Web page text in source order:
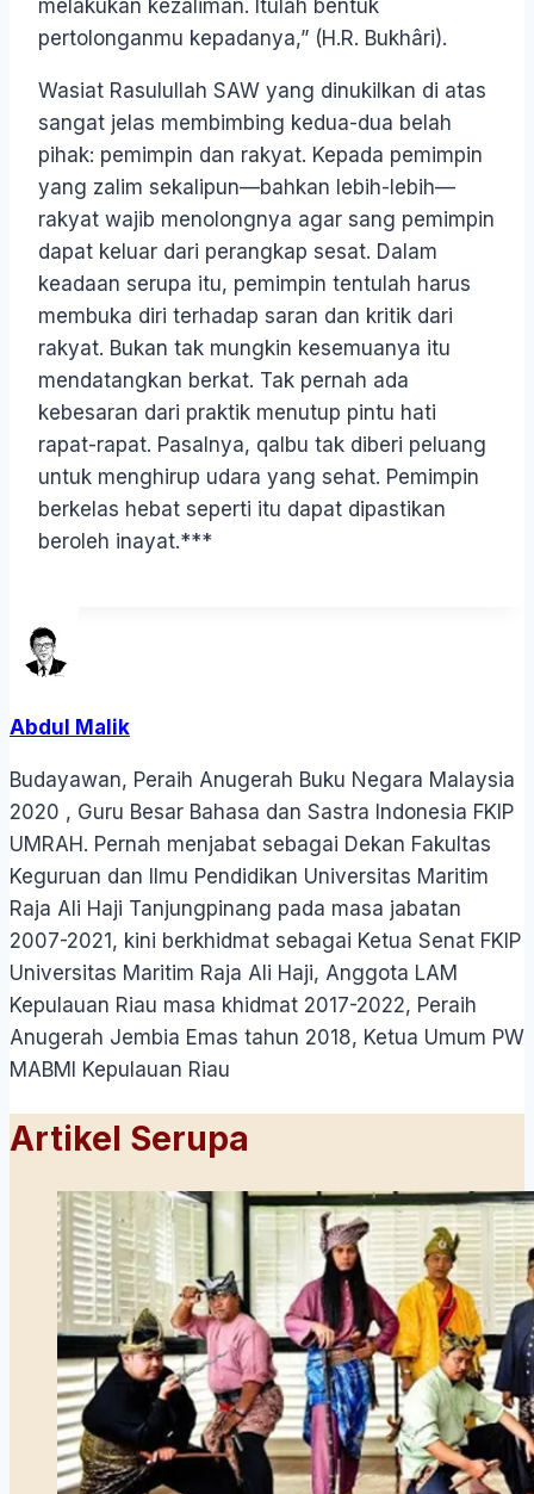
melakukan kezaliman. Itulah bentuk
pertolonganmu kepadanya,” (H.R. Bukhâri).
Wasiat Rasulullah SAW yang dinukilkan di atas
sangat jelas membimbing kedua-dua belah
pihak: pemimpin dan rakyat. Kepada pemimpin
yang zalim sekalipun—bahkan lebih-lebih—
rakyat wajib menolongnya agar sang pemimpin
dapat keluar dari perangkap sesat. Dalam
keadaan serupa itu, pemimpin tentulah harus
membuka diri terhadap saran dan kritik dari
rakyat. Bukan tak mungkin kesemuanya itu
mendatangkan berkat. Tak pernah ada
kebesaran dari praktik menutup pintu hati
rapat-rapat. Pasalnya, qalbu tak diberi peluang
untuk menghirup udara yang sehat. Pemimpin
berkelas hebat seperti itu dapat dipastikan
beroleh inayat.***
Abdul Malik
Budayawan, Peraih Anugerah Buku Negara Malaysia
2020 , Guru Besar Bahasa dan Sastra Indonesia FKIP
UMRAH. Pernah menjabat sebagai Dekan Fakultas
Keguruan dan Ilmu Pendidikan Universitas Maritim
Raja Ali Haji Tanjungpinang pada masa jabatan
2007-2021, kini berkhidmat sebagai Ketua Senat FKIP
Universitas Maritim Raja Ali Haji, Anggota LAM
Kepulauan Riau masa khidmat 2017-2022, Peraih
Anugerah Jembia Emas tahun 2018, Ketua Umum PW
MABMI Kepulauan Riau
Artikel Serupa